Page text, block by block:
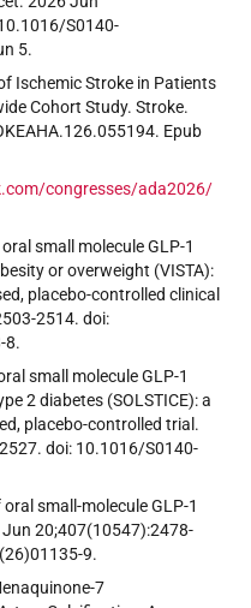
S0140-
5.
Ischemic Stroke in Patients
Cohort Study. Stroke.
Epub
congresses/ada2026/
small molecule GLP-1
or overweight (VISTA):
placebo-controlled clinical
2514. doi:
8.
small molecule GLP-1
2 diabetes (SOLSTICE): a
placebo-controlled trial.
doi: 10.1016/S0140-
small-molecule GLP-1
20;407(10547):2478-
9.
7